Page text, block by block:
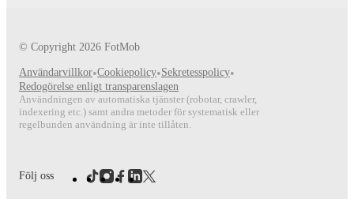
© Copyright 2026 FotMob
Användarvillkor•Cookiepolicy•Sekretesspolicy•
Redogörelse enligt transparenslagen
Användningen av automatiska tjänster (robotar, crawler,
indexering etc.) samt andra metoder för systematisk eller
regelbunden användning är inte tillåten.
Följ oss